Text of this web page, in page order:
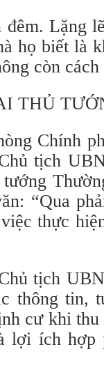
Lặng
họ biết là
còn cách
THỦ
Chính
tịch
“Qua
thực
tịch
thông tin,
cư khi thu
lợi ích hợp